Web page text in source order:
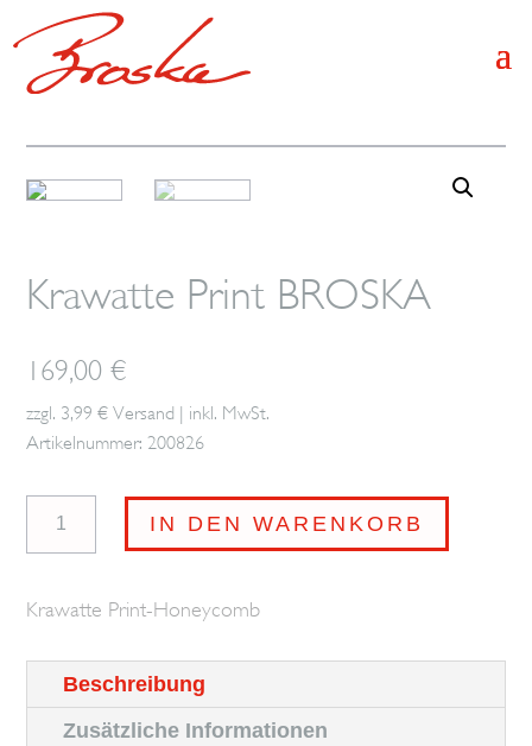
Krawatte Print BROSKA
169,00€
zzgl. 3,99 € Versand | inkl. MwSt.
Artikelnummer: 200826
Krawatte
Menge
IN DEN WARENKORB
Krawatte Print-Honeycomb
Beschreibung
Zusätzliche Informationen